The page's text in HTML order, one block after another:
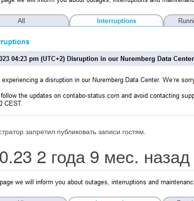
запретил публиковать записи гостям.
2 года 9 мес. назад